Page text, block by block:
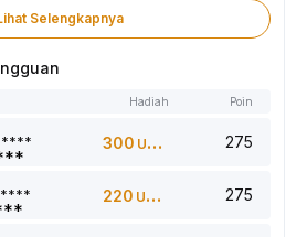
Selengkapnya
Hadiah Poin
300 USDT 275
220 USDT 275